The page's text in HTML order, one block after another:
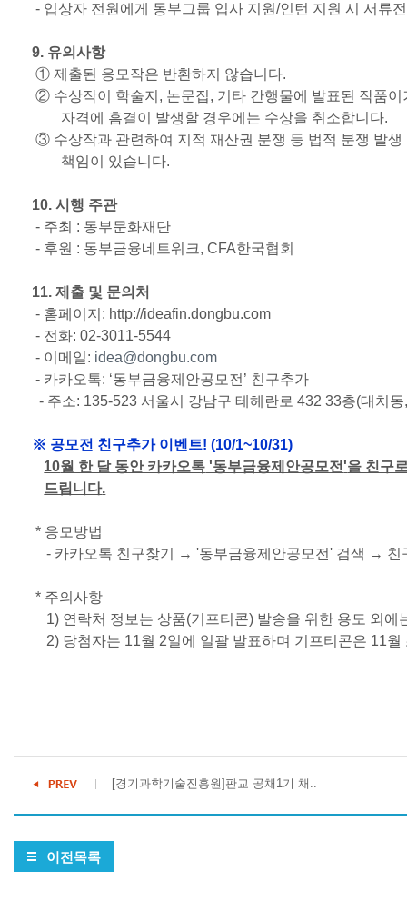
- 입상자 전원에게 동부그룹 입사 지원/인턴 지원 시 서류
9. 유의사항
① 제출된 응모작은 반환하지 않습니다.
② 수상작이 학술지 , 논문집, 기타 간행물에 발표된 작품이
자격에 흠결이 발생할 경우에는 수상을 취소합니다.
③ 수상작과 관련하여 지적 재산권 분쟁 등 법적 분쟁 발생
책임이 있습니다.
10. 시행 주관
- 주최 : 동부문화재단
- 후원 : 동부금융네트워크, CFA한국협회
11. 제출 및 문의처
- 홈페이지 : http://ideafin.dongbu.com
- 전화: 02-3011-5544
- 이메일: idea@dongbu.com
- 카카오톡: ‘동부금융제안공모전 ’ 친구추가
- 주소: 135-523 서울시 강남구 테헤란로 432 33층(대치동
※ 공모전 친구추가 이벤트! (10/1~10/31)
10월 한 달 동안 카카오톡 '동부금융제안공모전 '을 친구
드립니다.
* 응모방법
- 카카오톡 친구찾기 → '동부금융제안공모전' 검색 → 친
* 주의사항
1) 연락처 정보는 상품(기프티콘) 발송을 위한 용도 외에
2) 당첨자는 11월 2일에 일괄 발표하며 기프티콘은 11월
[경기과학기술진흥원]판교 공채1기 채..
이전목록